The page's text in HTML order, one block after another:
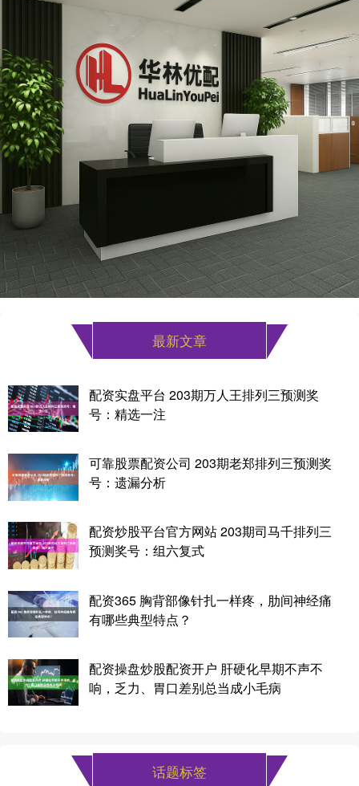
最新文章
配资实盘平台 203期万人王排列三预测奖
号：精选一注
可靠股票配资公司 203期老郑排列三预测奖
号：遗漏分析
配资炒股平台官方网站 203期司马千排列三
预测奖号：组六复式
配资365 胸背部像针扎一样疼，肋间神经痛
有哪些典型特点？
配资操盘炒股配资开户 肝硬化早期不声不
响，乏力、胃口差别总当成小毛病
话题标签